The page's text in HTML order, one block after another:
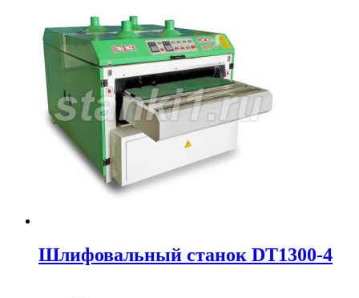
Шлифовальный станок DT1300-4